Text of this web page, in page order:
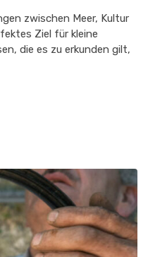
zwischen Meer, Kultur
Ziel für kleine
die es zu erkunden gilt,